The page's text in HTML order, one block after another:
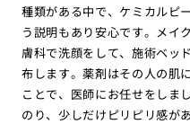
種類がある中で、ケミカルピ
う説明もあり安心です。メイ
膚科で洗顔をして、施術ベッ
布します。薬剤はその人の肌
ことで、医師にお任せをしま
のり、少しだけピリピリ感が